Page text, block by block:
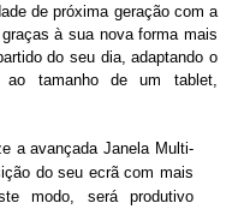
de próxima geração com a
à sua nova forma mais
do seu dia, adaptando o
tamanho de um tablet,
a avançada Janela Multi-
do seu ecrã com mais
modo, será produtivo